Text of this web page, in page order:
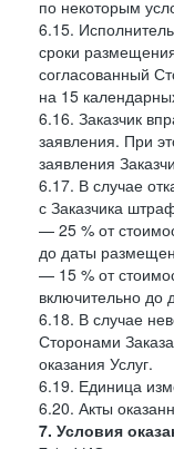
по некоторым
6.15.
сроки
согласованный
на 15
6.16. Заказчик
заявления. При
заявления
6.17. В случае
с Заказчика
— 25 % от
до даты
— 15 % от
включительно до
6.18. В случае
Сторонами
оказания Услуг.
6.19. Единица
6.20. Акты
7. Условия